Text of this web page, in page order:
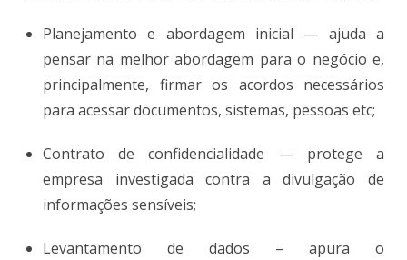
Planejamento e abordagem inicial — ajuda a
pensar na melhor abordagem para o negócio e,
principalmente, firmar os acordos necessários
para acessar documentos, sistemas, pessoas etc;
Contrato de confidencialidade —
protege a
empresa investigada contra a divulgação de
informações sensíveis;
Levantamento de dados – apura o